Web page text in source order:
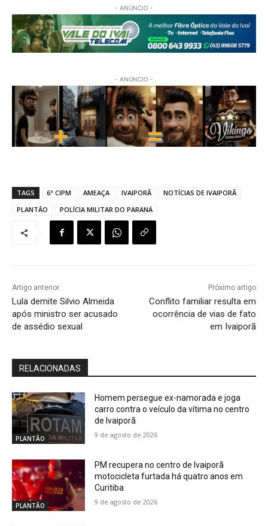
- ANÚNCIO -
- ANÚNCIO -
TAGS 6ª CIPM AMEAÇA IVAIPORÃ
NOTÍCIAS DE IVAIPORÃ
PLANTÃO
POLÍCIA MILITAR DO PARANÁ
Artigo anterior
Lula demite Silvio Almeida
após ministro ser acusado
de assédio sexual
Próximo artigo
Conflito familiar resulta em
ocorrência de vias de fato
em Ivaiporã
RELACIONADAS
PLANTÃO
Homem persegue ex-namorada e joga
carro contra o veículo da vítima no centro
de Ivaiporã
9 de agosto de 2026
PLANTÃO
PM recupera no centro de Ivaiporã
motocicleta furtada há quatro anos em
Curitiba
9 de agosto de 2026